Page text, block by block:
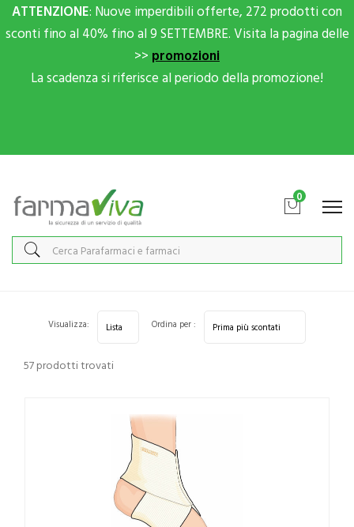
ATTENZIONE: Nuove imperdibili offerte, 272 prodotti con
sconti fino al 40% fino al 9 SETTEMBRE. Visita la pagina delle
>> promozioni
La scadenza si riferisce al periodo della promozione!
0
57 prodotti trovati
Visualizza: Ordina per :